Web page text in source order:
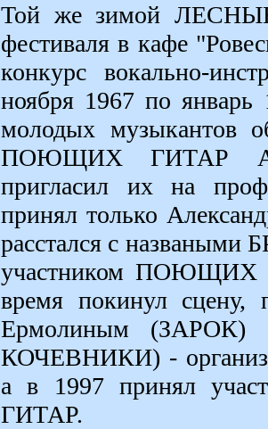
Той же зимой
фестиваля в кафе
конкурс вокально-
ноября 1967 по
молодых музыкантов
ПОЮЩИХ ГИТАР
пригласил их на
принял только
расстался с назваными
участником ПОЮЩИХ
время покинул
Ермолиным (ЗАРОК)
КОЧЕВНИКИ) -
а в 1997 принял
ГИТАР.